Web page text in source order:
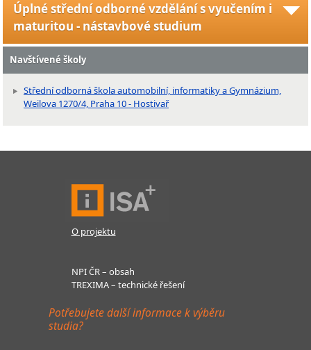
Úplné střední odborné vzdělání s vyučením i
maturitou - nástavbové studium
Navštívené školy
Střední odborná škola automobilní, informatiky a Gymnázium,
Weilova 1270/4, Praha 10 - Hostivař
O projektu
NPI ČR – obsah
TREXIMA – technické řešení
Potřebujete další informace k výběru
studia?